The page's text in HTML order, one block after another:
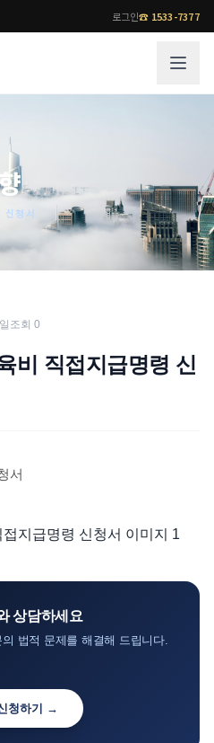
로그인☎ 1533-7377
기업 인사이트
사례분석/최신동향
법률지식인
각 전문 변호사
청서
조회 0
비 직접지급명령 신
서
상담하세요
법적 문제를 해결해 드립니다.
청하기 →